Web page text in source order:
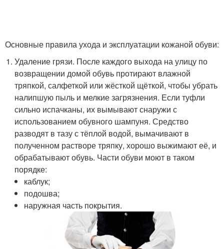
Основные правила ухода и эксплуатации кожаной обуви:
Удаление грязи. После каждого выхода на улицу по
возвращении домой обувь протирают влажной
тряпкой, салфеткой или жёсткой щёткой, чтобы убрать
налипшую пыль и мелкие загрязнения. Если туфли
сильно испачканы, их вымывают снаружи с
использованием обувного шампуня. Средство
разводят в тазу с тёплой водой, вымачивают в
полученном растворе тряпку, хорошо выжимают её, и
обрабатывают обувь. Части обуви моют в таком
порядке:
каблук;
подошва;
наружная часть покрытия.